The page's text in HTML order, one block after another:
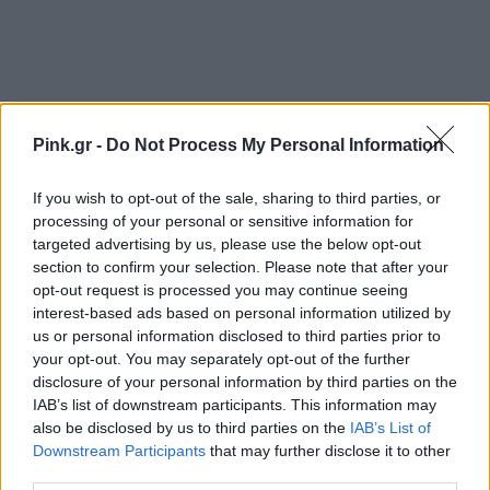
Pink.gr - Do Not Process My Personal Information
If you wish to opt-out of the sale, sharing to third parties, or
processing of your personal or sensitive information for
targeted advertising by us, please use the below opt-out
section to confirm your selection. Please note that after your
opt-out request is processed you may continue seeing
interest-based ads based on personal information utilized by
us or personal information disclosed to third parties prior to
your opt-out. You may separately opt-out of the further
disclosure of your personal information by third parties on the
IAB’s list of downstream participants. This information may
also be disclosed by us to third parties on the IAB’s List of
Downstream Participants that may further disclose it to other
Ακολουθήστε το Pink.gr στοGoogle Newsκαι
μάθετε πρώτοιτα πιο hot νέα.
Ακολουθήστε το Pink.gr και στοInstagram
ΔΙΑΦΗΜΙΣΗ